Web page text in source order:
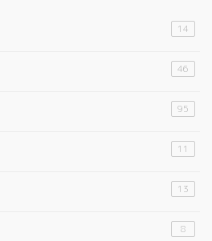
14
46
95
11
13
8